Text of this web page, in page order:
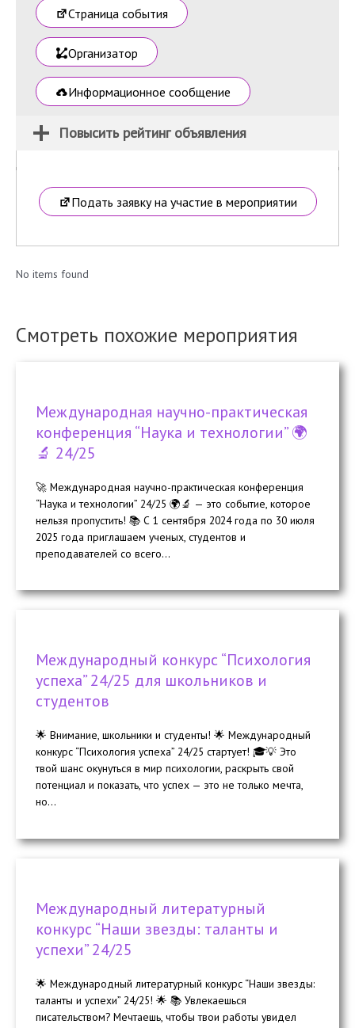
Страница события
Организатор
Информационное сообщение
Повысить рейтинг объявления
Подать заявку на участие в мероприятии
No items found
Смотреть похожие мероприятия
Международная научно-практическая
конференция “Наука и технологии” 🌍
🔬 24/25
🚀 Международная научно-практическая конференция
“Наука и технологии” 24/25 🌍🔬 — это событие, которое
нельзя пропустить! 📚 С 1 сентября 2024 года по 30 июля
2025 года приглашаем ученых, студентов и
преподавателей со всего...
Международный конкурс “Психология
успеха” 24/25 для школьников и
студентов
🌟 Внимание, школьники и студенты! 🌟 Международный
конкурс “Психология успеха” 24/25 стартует! 🎓💡 Это
твой шанс окунуться в мир психологии, раскрыть свой
потенциал и показать, что успех — это не только мечта,
но...
Международный литературный
конкурс “Наши звезды: таланты и
успехи” 24/25
🌟 Международный литературный конкурс “Наши звезды:
таланты и успехи” 24/25! 🌟 📚 Увлекаешься
писательством? Мечтаешь, чтобы твои работы увидел